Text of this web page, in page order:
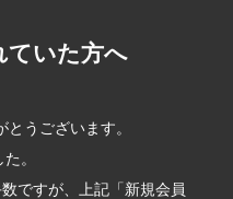
いた方へ
うございます。
。
ですが、上記「新規会員